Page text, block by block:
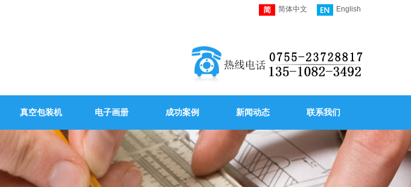
简体中文 English
真空包装机 电子画册 成功案例 新闻动态 联系我们